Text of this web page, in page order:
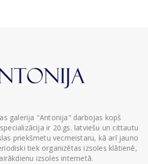
galerija "Antonija" darbojas kopš
ir 20.gs. latviešu un cittautu
priekšmetu vecmeistaru, kā arī jauno
tiek organizētas izsoles klātienē,
izsoles internetā.